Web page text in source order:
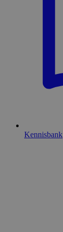
Kennisbank